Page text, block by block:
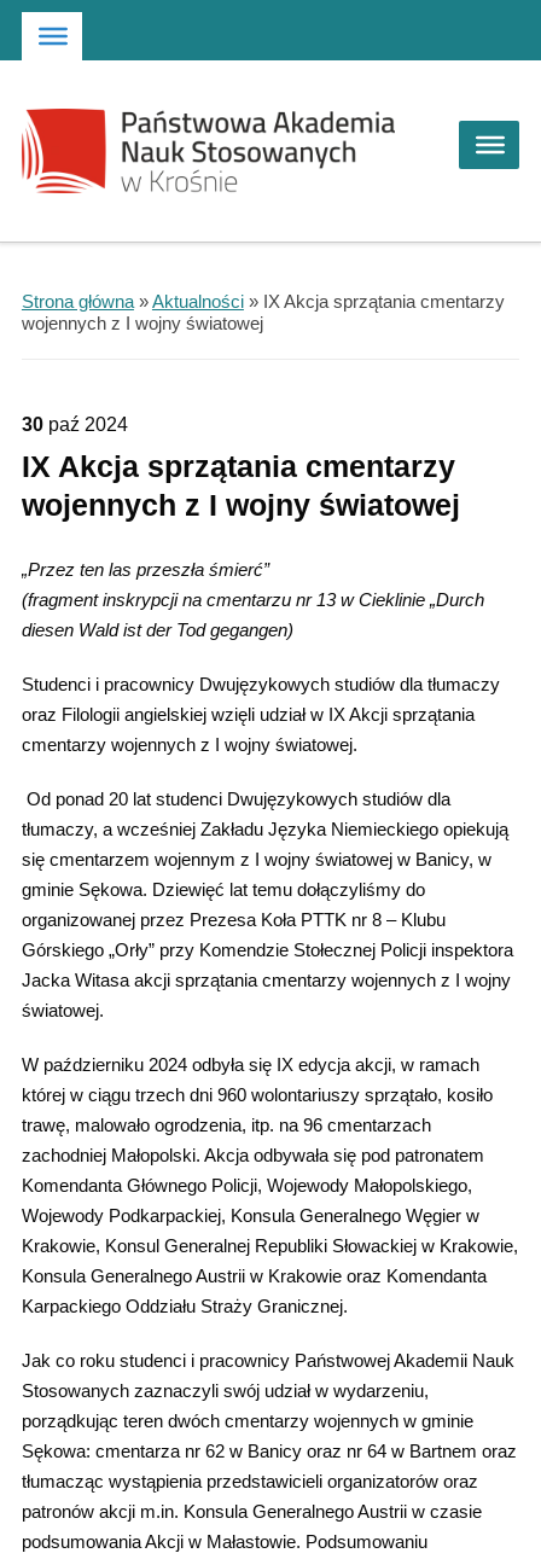
Strona główna
Przejdź do wyszukiwarki
Przejdź do menu głównego
Strona główna»Aktualności» IX Akcja sprzątania cmentarzy
wojennych z I wojny światowej
30 paź 2024
IX Akcja sprzątania cmentarzy
wojennych z I wojny światowej
„Przez ten las przeszła śmierć”
(fragment inskrypcji na cmentarzu nr 13 w Cieklinie „Durch
diesen Wald ist der Tod gegangen)
Studenci i pracownicy Dwujęzykowych studiów dla tłumaczy
oraz Filologii angielskiej wzięli udział w IX Akcji sprzątania
cmentarzy wojennych z I wojny światowej.
Od ponad 20 lat studenci Dwujęzykowych studiów dla
tłumaczy, a wcześniej Zakładu Języka Niemieckiego opiekują
się cmentarzem wojennym z I wojny światowej w Banicy, w
gminie Sękowa. Dziewięć lat temu dołączyliśmy do
organizowanej przez Prezesa Koła PTTK nr 8 – Klubu
Górskiego „Orły” przy Komendzie Stołecznej Policji inspektora
Jacka Witasa akcji sprzątania cmentarzy wojennych z I wojny
światowej.
W październiku 2024 odbyła się IX edycja akcji, w ramach
której w ciągu trzech dni 960 wolontariuszy sprzątało, kosiło
trawę, malowało ogrodzenia, itp. na 96 cmentarzach
zachodniej Małopolski. Akcja odbywała się pod patronatem
Komendanta Głównego Policji, Wojewody Małopolskiego,
Wojewody Podkarpackiej, Konsula Generalnego Węgier w
Krakowie, Konsul Generalnej Republiki Słowackiej w Krakowie,
Konsula Generalnego Austrii w Krakowie oraz Komendanta
Karpackiego Oddziału Straży Granicznej.
Jak co roku studenci i pracownicy Państwowej Akademii Nauk
Stosowanych zaznaczyli swój udział w wydarzeniu,
porządkując teren dwóch cmentarzy wojennych w gminie
Sękowa: cmentarza nr 62 w Banicy oraz nr 64 w Bartnem oraz
tłumacząc wystąpienia przedstawicieli organizatorów oraz
patronów akcji m.in. Konsula Generalnego Austrii w czasie
podsumowania Akcji w Małastowie. Podsumowaniu